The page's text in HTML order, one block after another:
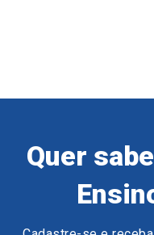
Quer